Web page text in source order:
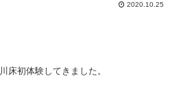
2020.10.25
川床初体験してきました。